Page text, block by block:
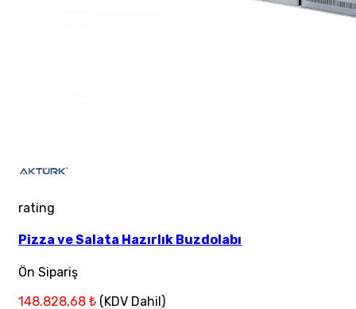
rating
Pizza ve Salata Hazırlık Buzdolabı
Ön Sipariş
148.828,68 ₺ (KDV Dahil)